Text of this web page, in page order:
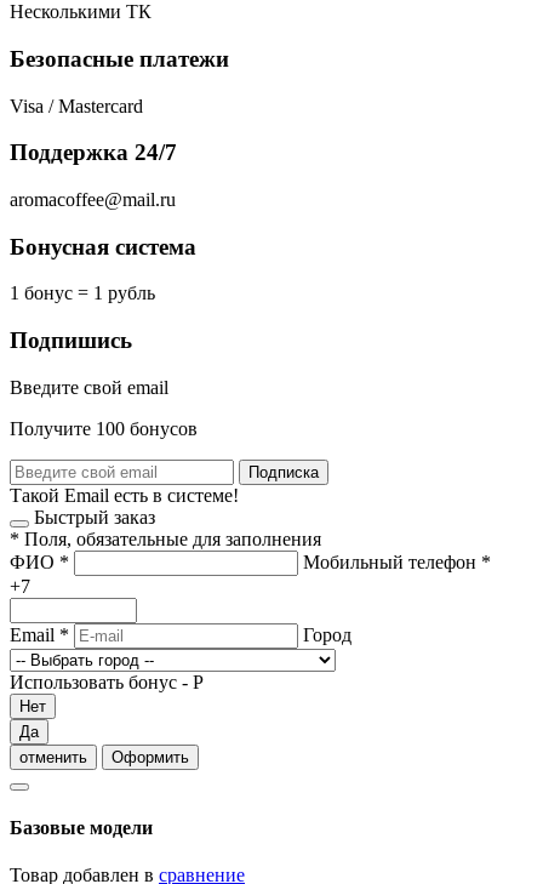
Несколькими ТК
Безопасные платежи
Visa / Mastercard
Поддержка 24/7
aromacoffee@mail.ru
Бонусная система
1 бонус = 1 рубль
Подпишись
Введите свой email
Получите 100 бонусов
Подписка
Такой Email есть в системе!
Быстрый заказ
* Поля, обязательные для заполнения
ФИО * Мобильный телефон *
+7
Email * Город
Использовать бонус - Р
Нет
Да
отменить
Оформить
Базовые модели
Товар добавлен в сравнение